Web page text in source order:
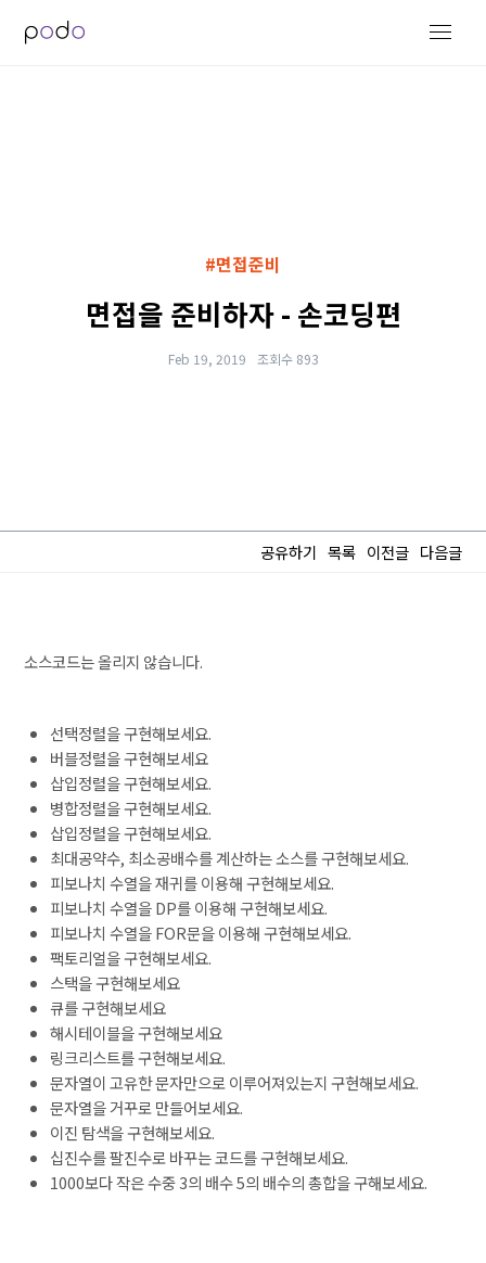
#면접준비
면접을 준비하자 - 손코딩편
Feb 19, 2019 조회수 893
공유하기 목록 이전글 다음글
소스코드는 올리지 않습니다.
선택정렬을 구현해보세요.
버블정렬을 구현해보세요
삽입정렬을 구현해보세요.
병합정렬을 구현해보세요.
삽입정렬을 구현해보세요.
최대공약수, 최소공배수를 계산하는 소스를 구현해보세요.
피보나치 수열을 재귀를 이용해 구현해보세요.
피보나치 수열을 DP를 이용해 구현해보세요.
피보나치 수열을 FOR문을 이용해 구현해보세요.
팩토리얼을 구현해보세요.
스택을 구현해보세요
큐를 구현해보세요
해시테이블을 구현해보세요
링크리스트를 구현해보세요.
문자열이 고유한 문자만으로 이루어져있는지 구현해보세요.
문자열을 거꾸로 만들어보세요.
이진 탐색을 구현해보세요.
십진수를 팔진수로 바꾸는 코드를 구현해보세요.
1000보다 작은 수중 3의 배수 5의 배수의 총합을 구해보세요.